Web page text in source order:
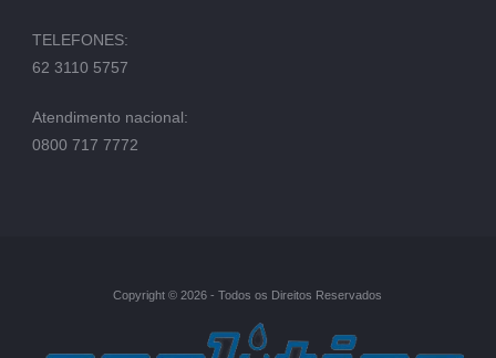
TELEFONES:
62 3110 5757
Atendimento nacional:
0800 717 7772
Copyright © 2026 - Todos os Direitos Reservados